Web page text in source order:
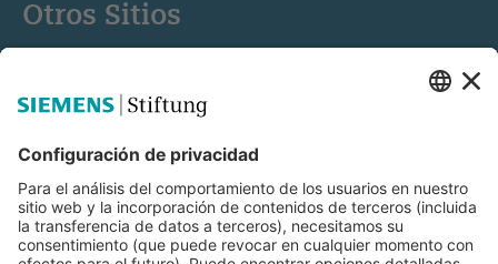
Otros Sitios
Educación STEM
Mediaportal